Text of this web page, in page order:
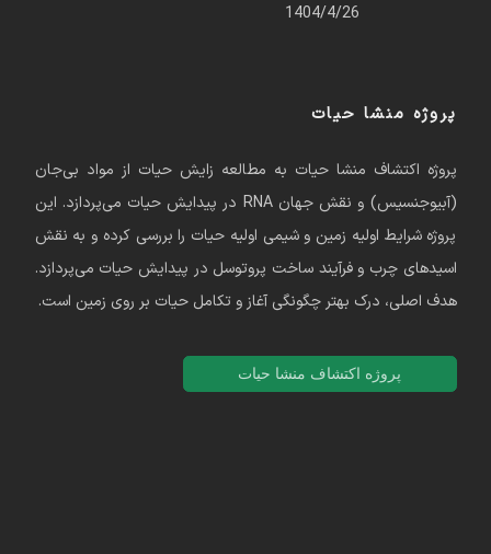
1404/4/26
پروژه منشا حیات
پروژه اکتشاف منشا حیات به مطالعه زایش حیات از مواد بی‌جان
(آبیوجنسیس) و نقش جهان RNA در پیدایش حیات می‌پردازد. این
پروژه شرایط اولیه زمین و شیمی اولیه حیات را بررسی کرده و به نقش
اسیدهای چرب و فرآیند ساخت پروتوسل در پیدایش حیات می‌پردازد.
هدف اصلی، درک بهتر چگونگی آغاز و تکامل حیات بر روی زمین است.
پروژه اکتشاف منشا حیات